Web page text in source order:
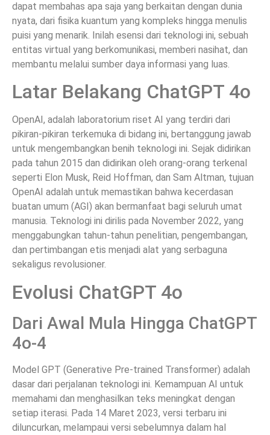
dapat membahas apa saja yang berkaitan dengan dunia
nyata, dari fisika kuantum yang kompleks hingga menulis
puisi yang menarik. Inilah esensi dari teknologi ini, sebuah
entitas virtual yang berkomunikasi, memberi nasihat, dan
membantu melalui sumber daya informasi yang luas.
Latar Belakang ChatGPT 4o
OpenAI, adalah laboratorium riset AI yang terdiri dari
pikiran-pikiran terkemuka di bidang ini, bertanggung jawab
untuk mengembangkan benih teknologi ini. Sejak didirikan
pada tahun 2015 dan didirikan oleh orang-orang terkenal
seperti Elon Musk, Reid Hoffman, dan Sam Altman, tujuan
OpenAI adalah untuk memastikan bahwa kecerdasan
buatan umum (AGI) akan bermanfaat bagi seluruh umat
manusia. Teknologi ini dirilis pada November 2022, yang
menggabungkan tahun-tahun penelitian, pengembangan,
dan pertimbangan etis menjadi alat yang serbaguna
sekaligus revolusioner.
Evolusi ChatGPT 4o
Dari Awal Mula Hingga ChatGPT
4o-4
Model GPT (Generative Pre-trained Transformer) adalah
dasar dari perjalanan teknologi ini. Kemampuan AI untuk
memahami dan menghasilkan teks meningkat dengan
setiap iterasi. Pada 14 Maret 2023, versi terbaru ini
diluncurkan, melampaui versi sebelumnya dalam hal